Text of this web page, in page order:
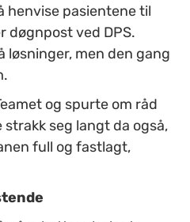
henvise pasientene til
døgnpost ved DPS.
løsninger, men den gang
og spurte om råd
strakk seg langt da også,
full og fastlagt,